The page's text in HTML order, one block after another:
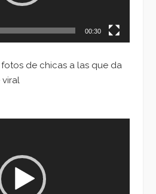
00:30
de chicas a las que da
viral